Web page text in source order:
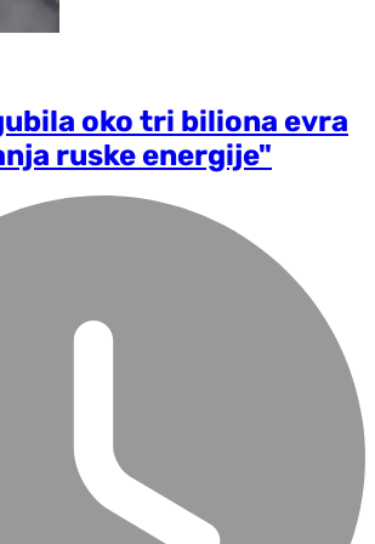
oko tri biliona evra
ruske energije"